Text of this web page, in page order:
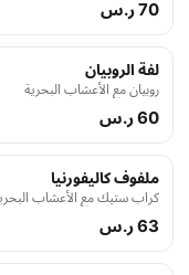
70 ر.س
لفة الروبيان
روبيان مع الأعشاب البحرية
60 ر.س
ملفوف كاليفورنيا
كراب ستيك مع الأعشاب
63 ر.س